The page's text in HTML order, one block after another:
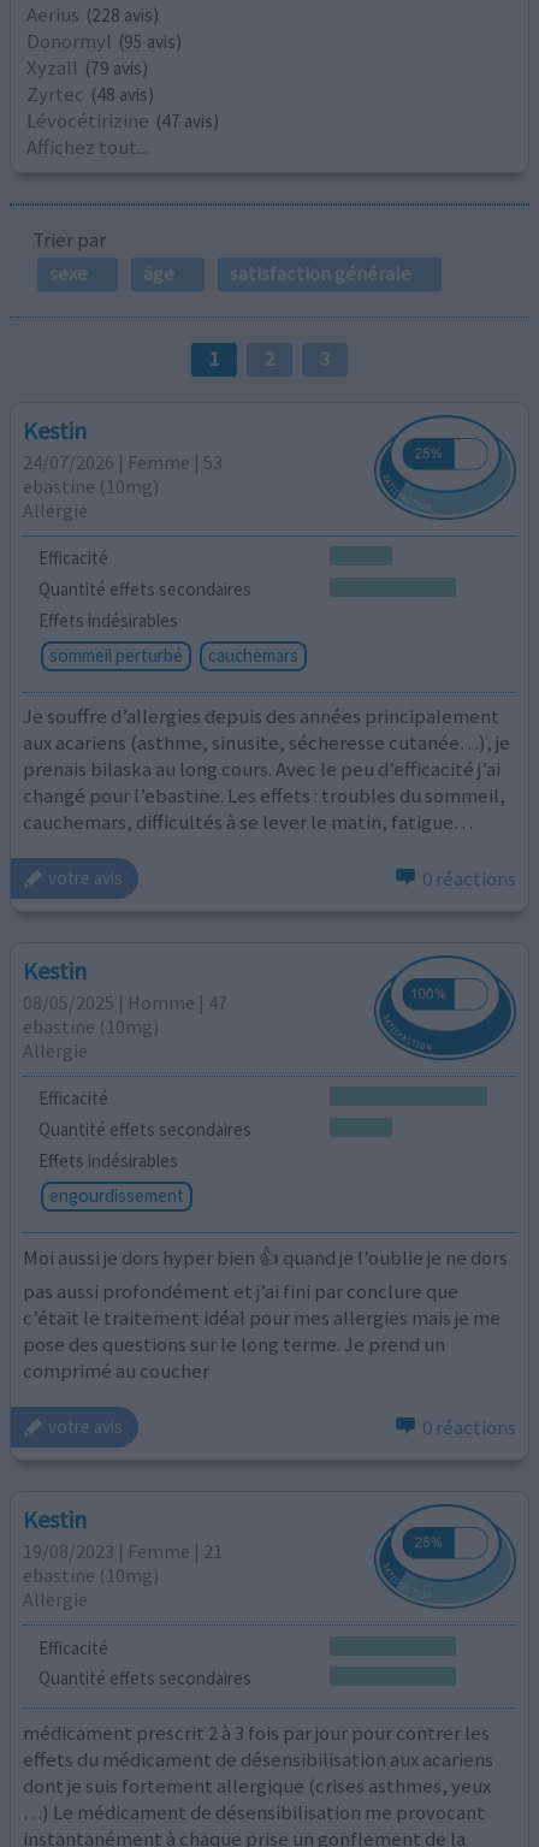
Aerius (228 avis)
Donormyl (95 avis)
Xyzall (79 avis)
Zyrtec (48 avis)
Lévocétirizine (47 avis)
Affichez tout...
Trier par
sexe
âge satisfaction générale
1 2 3
Kestin
24/07/2026 | Femme | 53
ebastine (10mg)
Allergie
Efficacité
Quantité effets secondaires
Effets indésirables
sommeil perturbé
cauchemars
Je souffre d’allergies depuis des années principalement
aux acariens (asthme, sinusite, sécheresse cutanée…), je
prenais bilaska au long cours. Avec le peu d’efficacité j’ai
changé pour l’ebastine. Les effets : troubles du sommeil,
cauchemars, difficultés à se lever le matin, fatigue…
votre avis 0 réactions
Kestin
08/05/2025 | Homme | 47
ebastine (10mg)
Allergie
Efficacité
Quantité effets secondaires
Effets indésirables
engourdissement
Moi aussi je dors hyper bien 👍 quand je l’oublie je ne dors
pas aussi profondément et j’ai fini par conclure que
c’était le traitement idéal pour mes allergies mais je me
pose des questions sur le long terme. Je prend un
comprimé au coucher
votre avis 0 réactions
Kestin
19/08/2023 | Femme | 21
ebastine (10mg)
Allergie
Efficacité
Quantité effets secondaires
médicament prescrit 2 à 3 fois par jour pour contrer les
effets du médicament de désensibilisation aux acariens
dont je suis fortement allergique (crises asthmes, yeux
…) Le médicament de désensibilisation me provocant
instantanément à chaque prise un gonflement de la